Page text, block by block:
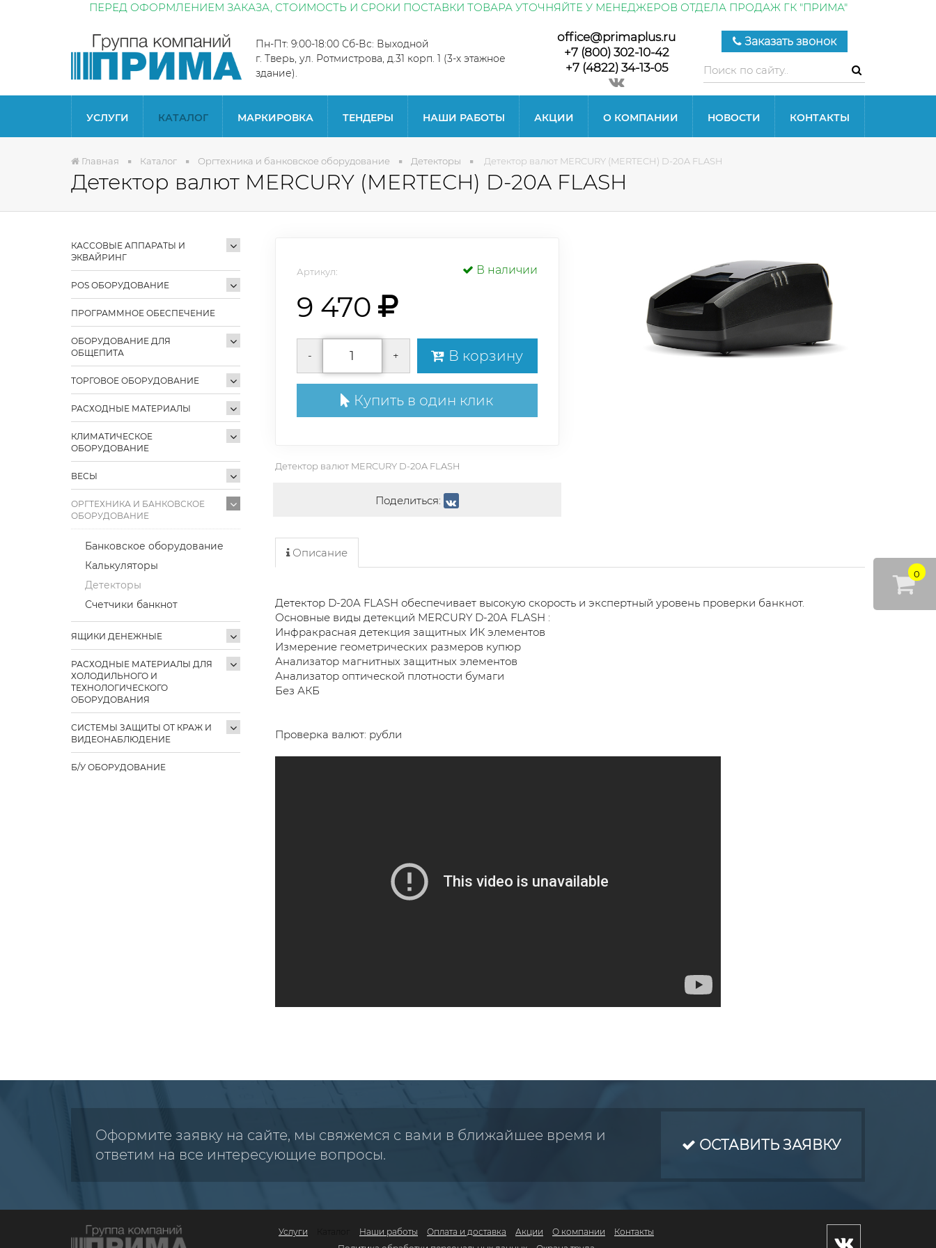
0
ПЕРЕД ОФОРМЛЕНИЕМ ЗАКАЗА, СТОИМОСТЬ И СРОКИ ПОСТАВКИ ТОВАРА УТОЧНЯЙТЕ У МЕНЕДЖЕРОВ ОТДЕЛА ПРОДАЖ ГК "ПРИМА"
Пн-Пт: 9:00-18:00 Сб-Вс: Выходной
г. Тверь, ул. Ротмистрова, д.31 корп. 1 (3-х этажное
здание).
office@primaplus.ru
+7 (800) 302-10-42
+7 (4822) 34-13-05
Заказать звонок
УСЛУГИ КАТАЛОГ МАРКИРОВКА ТЕНДЕРЫ НАШИ РАБОТЫ АКЦИИ О КОМПАНИИ НОВОСТИ КОНТАКТЫ
Главная Каталог Оргтехника и банковское оборудование Детекторы Детектор валют MERCURY (MERTECH) D-20A FLASH
Детектор валют MERCURY (MERTECH) D-20A FLASH
КАССОВЫЕ АППАРАТЫ И
ЭКВАЙРИНГ
POS ОБОРУДОВАНИЕ
ПРОГРАММНОЕ ОБЕСПЕЧЕНИЕ
ОБОРУДОВАНИЕ ДЛЯ
ОБЩЕПИТА
ТОРГОВОЕ ОБОРУДОВАНИЕ
РАСХОДНЫЕ МАТЕРИАЛЫ
КЛИМАТИЧЕСКОЕ
ОБОРУДОВАНИЕ
ВЕСЫ
ОРГТЕХНИКА И БАНКОВСКОЕ
ОБОРУДОВАНИЕ
Банковское оборудование
Калькуляторы
Детекторы
Счетчики банкнот
ЯЩИКИ ДЕНЕЖНЫЕ
РАСХОДНЫЕ МАТЕРИАЛЫ ДЛЯ
ХОЛОДИЛЬНОГО И
ТЕХНОЛОГИЧЕСКОГО
ОБОРУДОВАНИЯ
СИСТЕМЫ ЗАЩИТЫ ОТ КРАЖ И
ВИДЕОНАБЛЮДЕНИЕ
Б/У ОБОРУДОВАНИЕ
Артикул: В наличии
9 470
- + В корзину
Купить в один клик
Детектор валют MERCURY D-20A FLASH
Поделиться:
Описание
Детектор D-20A FLASH обеспечивает высокую скорость и экспертный уровень проверки банкнот.
Основные виды детекций MERCURY D-20A FLASH :
Инфракрасная детекция защитных ИК элементов
Измерение геометрических размеров купюр
Анализатор магнитных защитных элементов
Анализатор оптической плотности бумаги
Без АКБ
Проверка валют: рубли
Оформите заявку на сайте, мы свяжемся с вами в ближайшее время и
ответим на все интересующие вопросы.
ОСТАВИТЬ ЗАЯВКУ
Услуги Наши работы Оплата и доставка Акции О компании
Контакты